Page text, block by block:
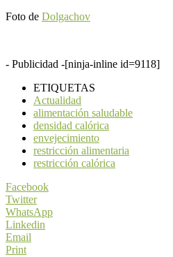
Foto de Dolgachov
- Publicidad -[ninja-inline id=9118]
ETIQUETAS
Actualidad
alimentación saludable
densidad calórica
envejecimiento
restricción alimentaria
restricción calórica
Facebook
Twitter
WhatsApp
Linkedin
Email
Print